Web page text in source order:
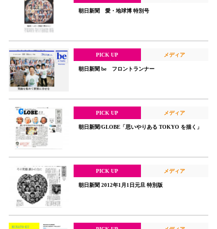
朝日新聞 愛・地球博 特別号
PICK UP メディア
朝日新聞 be フロントランナー
PICK UP メディア
朝日新聞/GLOBE「思いやりある TOKYO を描く」
PICK UP メディア
朝日新聞 2012年1月1日元旦 特別版